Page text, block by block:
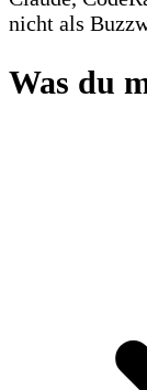
nicht als
Was du